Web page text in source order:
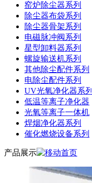
窑炉除尘器系列
除尘器布袋系列
除尘器骨架系列
电磁脉冲阀系列
星型卸料器系列
螺旋输送机系列
其他除尘配件系列
电除尘配件系列
UV光氧净化器系列
低温等离子净化器
光氧等离子一体机
焊烟净化器系列
催化燃烧设备系列
产品展示